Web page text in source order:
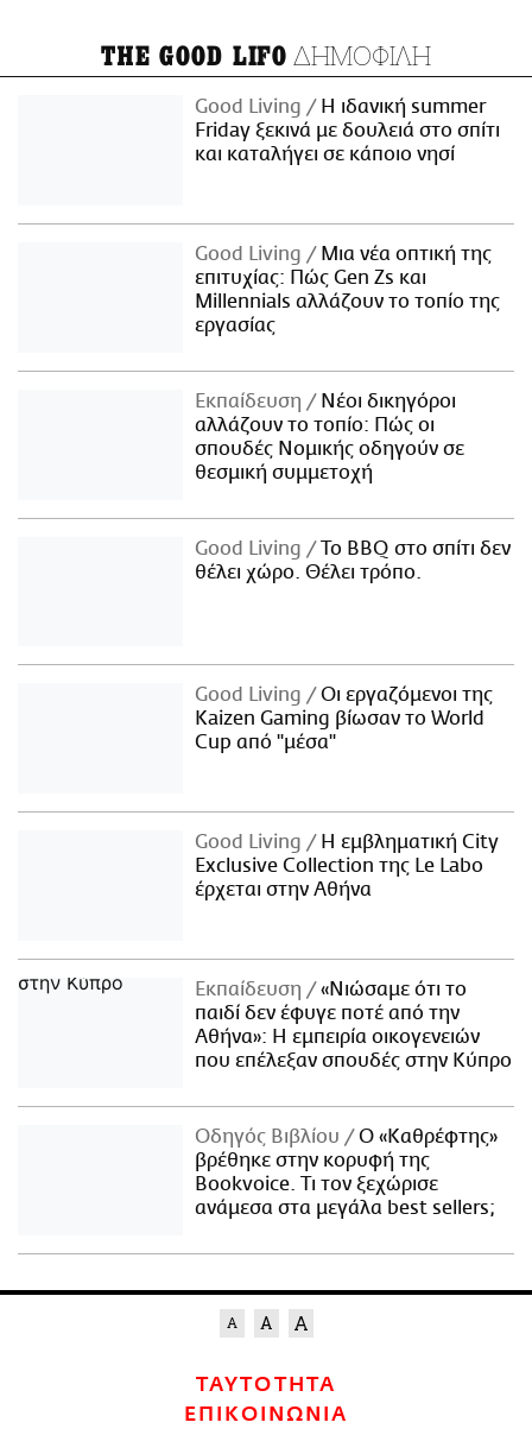
THE GOOD LIFO ΔΗΜΟΦΙΛΗ
Good Living
Η ιδανική summer
Friday ξεκινά με δουλειά στο σπίτι
και καταλήγει σε κάποιο νησί
Good Living
Μια νέα οπτική της
επιτυχίας: Πώς Gen Zs και
Millennials αλλάζουν το τοπίο της
εργασίας
Εκπαίδευση
Νέοι δικηγόροι
αλλάζουν το τοπίο: Πώς οι
σπουδές Νομικής οδηγούν σε
θεσμική συμμετοχή
Good Living
Το BBQ στο σπίτι δεν
θέλει χώρο. Θέλει τρόπο.
Good Living
Οι εργαζόμενοι της
Kaizen Gaming βίωσαν το World
Cup από "μέσα"
Good Living
Η εμβληματική City
Exclusive Collection της Le Labo
έρχεται στην Αθήνα
Εκπαίδευση
«Νιώσαμε ότι το
παιδί δεν έφυγε ποτέ από την
Αθήνα»: Η εμπειρία οικογενειών
που επέλεξαν σπουδές στην Κύπρο
Οδηγός Βιβλίου
Ο «Καθρέφτης»
βρέθηκε στην κορυφή της
Bookvoice. Τι τον ξεχώρισε
ανάμεσα στα μεγάλα best sellers;
ΤΑΥΤΟΤΗΤΑ
ΕΠΙΚΟΙΝΩΝΙΑ